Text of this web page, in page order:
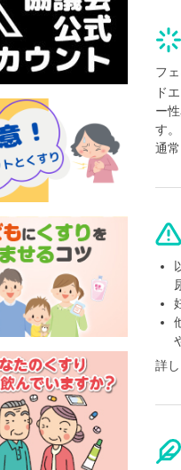
フ
ド
ー
す。
通
詳